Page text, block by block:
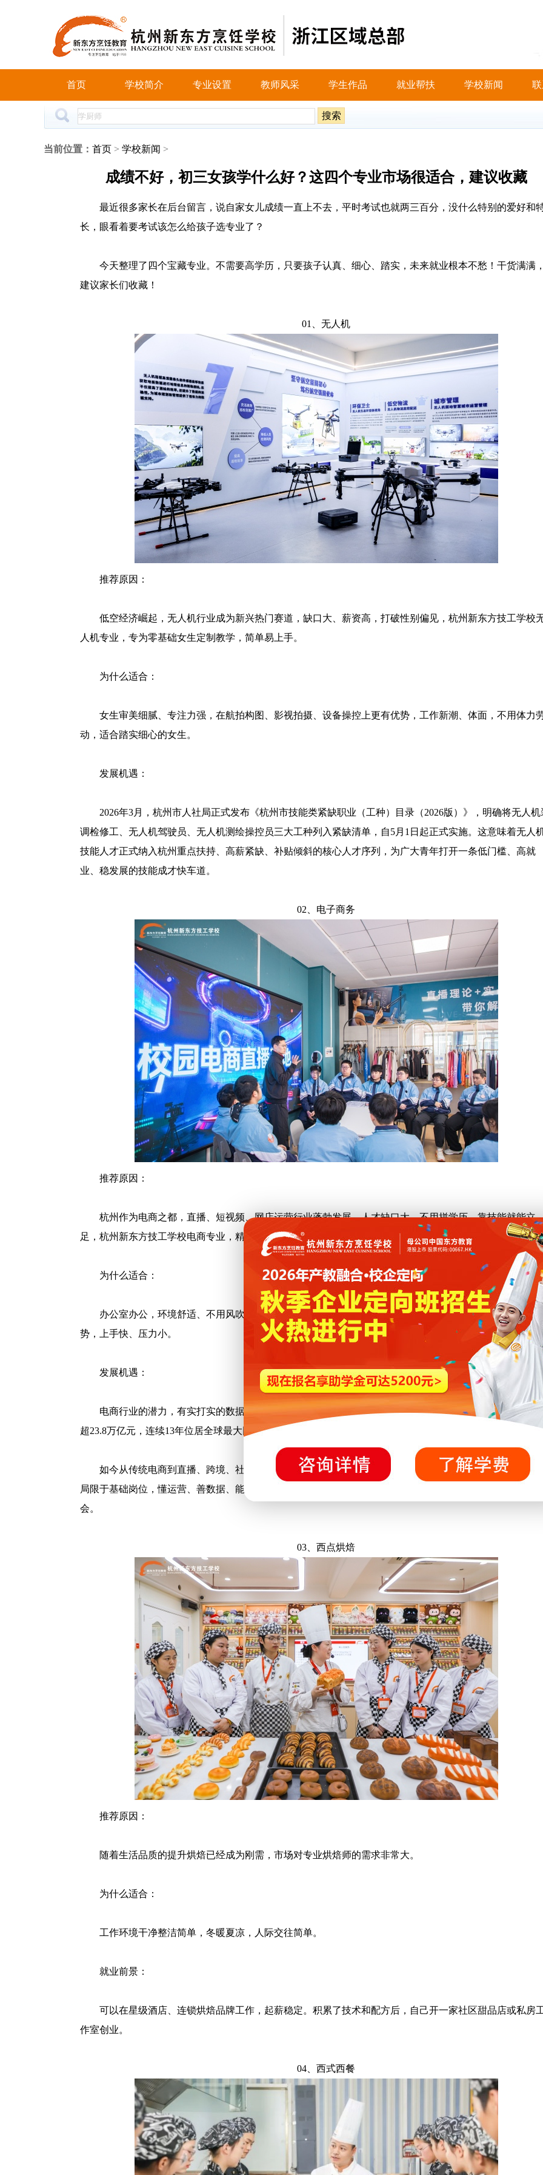
首页 学校简介 专业设置 教师风采 学生作品 就业帮扶 学校新闻
当前位置： 首页 > 学校新闻 >
成绩不好，初三女孩学什么好？这四个专业市场很适合，建议收藏
最近很多家长在后台留言，说自家女儿成绩一直上不去，平时考试也就两三百分，没什么特别的爱好和
长，眼看着要考试该怎么给孩子选专业了？
今天整理了四个宝藏专业。不需要高学历，只要孩子认真、细心、踏实，未来就业根本不愁！干货满满
建议家长们收藏！
01、无人机
推荐原因：
低空经济崛起，无人机行业成为新兴热门赛道，缺口大、薪资高，打破性别偏见，杭州新东方技工学校
人机专业，专为零基础女生定制教学，简单易上手。
为什么适合：
女生审美细腻、专注力强，在航拍构图、影视拍摄、设备操控上更有优势，工作新潮、体面，不用体力
动，适合踏实细心的女生。
发展机遇：
2026年3月，杭州市人社局正式发布《杭州市技能类紧缺职业（工种）目录（2026版）》，明确将无人机
调检修工、无人机驾驶员、无人机测绘操控员三大工种列入紧缺清单，自5月1日起正式实施。这意味着无人
技能人才正式纳入杭州重点扶持、高薪紧缺、补贴倾斜的核心人才序列，为广大青年打开一条低门槛、高就
业、稳发展的技能成才快车道。
02、电子商务
推荐原因：
杭州作为电商之都，直播、短视频、网店运营行业蓬勃发展，人才缺口大，不用拼学历，靠技能就能立
足，杭州新东方技工学校电商专业，精准贴合本地就业需求。
为什么适合：
办公室办公，环境舒适、不用风吹日晒，女生心思细腻、擅长沟通，在文案、美工、直播运营上更有优
势，上手快、压力小。
发展机遇：
电商行业的潜力，有实打实的数据支撑。据商务部2026年3月初最新数据，“十四五”以来我国数字消费规
超23.8万亿元，连续13年位居全球最大网络零售市场。
如今从传统电商到直播、跨境、社群电商，行业形态不断丰富，市场规模持续扩大，对人才的需求也不
局限于基础岗位，懂运营、善数据、能实战的复合型电商人才缺口逐年递增，就业、创业、升学都有大把机
会。
03、西点烘焙
推荐原因：
随着生活品质的提升烘焙已经成为刚需，市场对专业烘焙师的需求非常大。
为什么适合：
工作环境干净整洁简单，冬暖夏凉，人际交往简单。
就业前景：
可以在星级酒店、连锁烘焙品牌工作，起薪稳定。积累了技术和配方后，自己开一家社区甜品店或私房
作室创业。
04、西式西餐